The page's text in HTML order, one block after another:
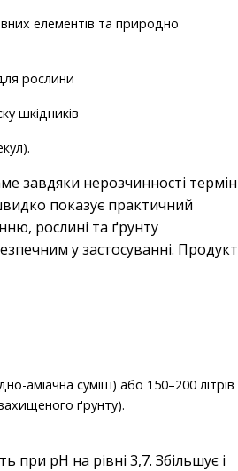
елементів та природно
рослини
шкідників
завдяки нерозчинності термін
показує практичний
рослині та ґрунту
у застосуванні. Продукт
аміачна суміш) або 150–200 літрів
ґрунту).
при рН на рівні 3,7. Збільшує і